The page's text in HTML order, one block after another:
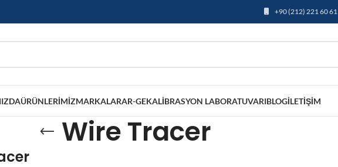
+90 (212) 221 60 61
ÜRÜNLERIMIZMARKALARAR-GEKALIBRASYON LABORATUVARIBLOGİLETIŞIM
Wire Tracer